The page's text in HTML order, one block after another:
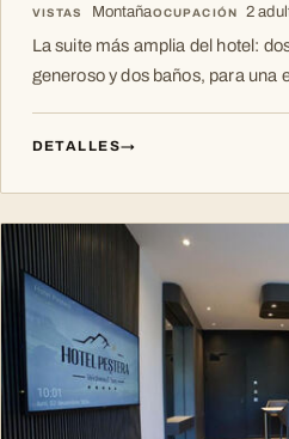
VISTAS MontañaOCUPACIÓN 2
La suite más amplia del hotel:
generoso y dos baños, para una
DETALLES→